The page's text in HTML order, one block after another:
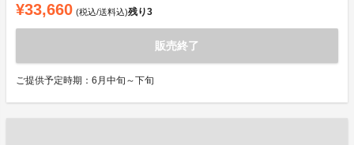
¥33,660 (税込/送料込)残り3
販売終了
ご提供予定時期：6月中旬～下旬